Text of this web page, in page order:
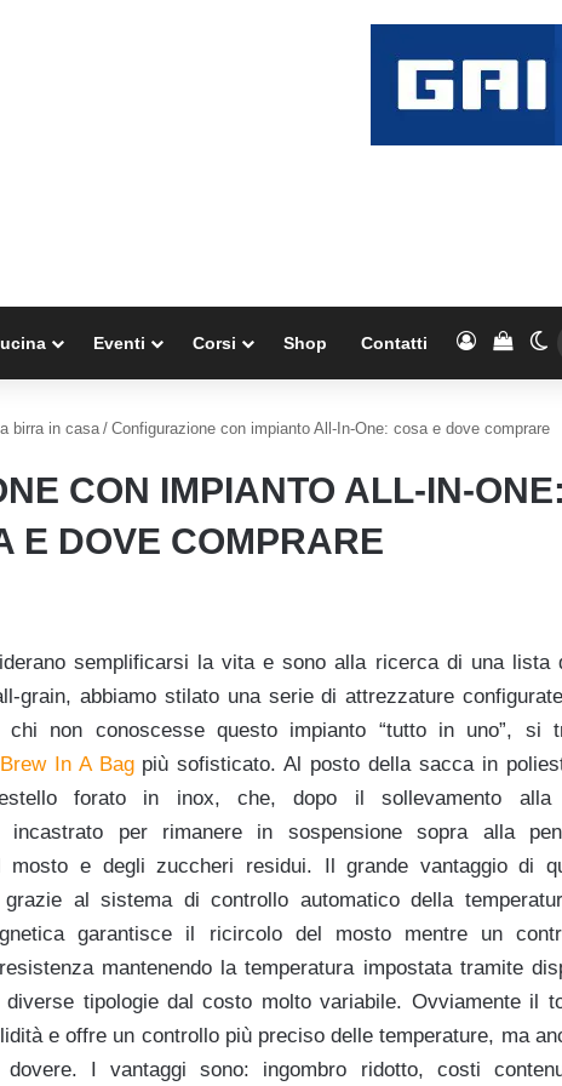
Eventi Corsi Shop Contatti Accedi
Vedi
birra in casa / Configurazione con impianto All-In-One: cosa e dove comprare
CON IMPIANTO ALL-IN-ONE:
E DOVE COMPRARE
semplificarsi la vita e sono alla ricerca di una lista
grain, abbiamo stilato una serie di attrezzature
non conoscesse questo impianto “tutto in uno”, si
Brew In A Bagpiù sofisticato. Al posto della sacca in
forato in inox, che, dopo il sollevamento alla
incastrato per rimanere in sospensione sopra alla
mosto e degli zuccheri residui. Il grande vantaggio di
al sistema di controllo automatico della
garantisce il ricircolo del mosto mentre un
mantenendo la temperatura impostata tramite
tipologie dal costo molto variabile. Ovviamente il
e offre un controllo più preciso delle temperature, ma
I vantaggi sono: ingombro ridotto, costi